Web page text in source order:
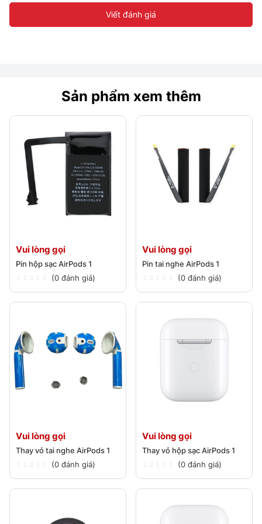
Viết đánh giá
Sản phẩm xem thêm
Vui lòng gọi
Pin hộp sạc AirPods 1
(0 đánh giá)
Vui lòng gọi
Pin tai nghe AirPods 1
(0 đánh giá)
Vui lòng gọi
Thay vỏ tai nghe AirPods 1
(0 đánh giá)
Vui lòng gọi
Thay vỏ hộp sạc AirPods 1
(0 đánh giá)